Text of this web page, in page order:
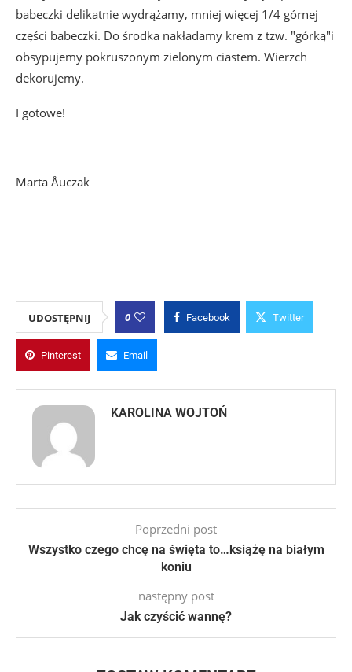
babeczki delikatnie wydrążamy, mniej więcej 1/4 górnej
części babeczki. Do środka nakładamy krem z tzw. "górką"i
obsypujemy pokruszonym zielonym ciastem. Wierzch
dekorujemy.
I gotowe!
Marta Åuczak
UDOSTĘPNIJ 0 Facebook Twitter
Pinterest Email
KAROLINA WOJTOŃ
Poprzedni post
Wszystko czego chcę na święta to…książę na białym
koniu
następny post
Jak czyścić wannę?